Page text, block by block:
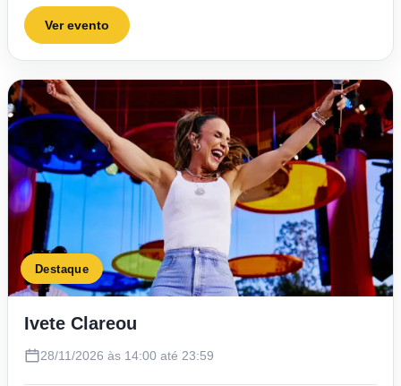
Ver evento
Destaque
Ivete Clareou
28/11/2026 às 14:00 até 23:59